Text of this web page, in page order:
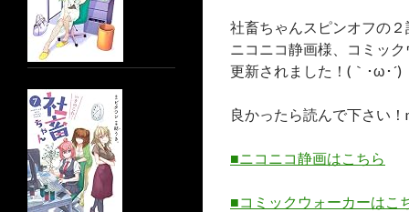
社畜ちゃんスピンオフの２
ニコニコ静画様、コミッ
更新されました！(｀･ω･´)
良かったら読んで下さい！
■ニコニコ静画はこちら
■コミックウォーカーはこ